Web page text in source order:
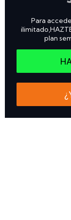
Para
plan